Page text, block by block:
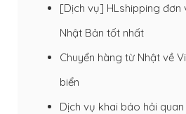
[Dịch vụ] HLshipping đơn
Nhật Bản tốt nhất
Chuyển hàng từ Nhật về
biển
Dịch vụ khai báo hải